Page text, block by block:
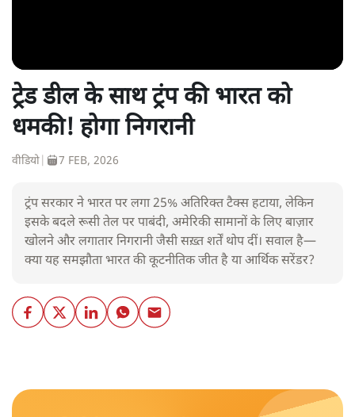
ट्रेड डील के साथ ट्रंप की भारत को
धमकी! होगा निगरानी
वीडियो 7 FEB, 2026
ट्रंप सरकार ने भारत पर लगा 25% अतिरिक्त टैक्स हटाया, लेकिन
इसके बदले रूसी तेल पर पाबंदी, अमेरिकी सामानों के लिए बाज़ार
खोलने और लगातार निगरानी जैसी सख़्त शर्तें थोप दीं। सवाल है—
क्या यह समझौता भारत की कूटनीतिक जीत है या आर्थिक सरेंडर?